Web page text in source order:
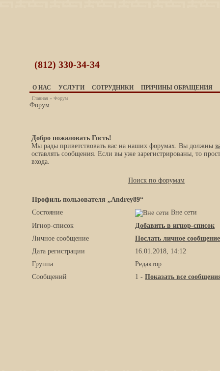
(812) 330-34-34
О НАС УСЛУГИ СОТРУДНИКИ ПРИЧИНЫ ОБРАЩЕНИЯ
Главная » Форум
Форум
Добро пожаловать Гость!
Мы рады приветствовать вас на наших форумах. Вы должны
оставлять сообщения. Если вы уже зарегистрированы, то
входа.
Поиск по форумам
Профиль пользователя „Andrey89“
Состояние
Вне сети
Игнор-список
Добавить в игнор-список
Личное сообщение
Послать личное сообщение
Дата регистрации
16.01.2018, 14:12
Группа
Редактор
Сообщений
1 - Показать все